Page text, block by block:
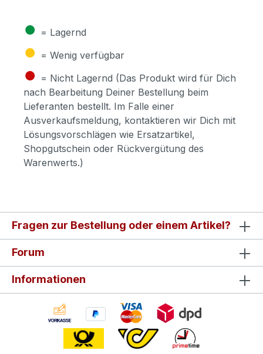
● = Lagernd
● = Wenig verfügbar
● = Nicht Lagernd (Das Produkt wird für Dich
nach Bearbeitung Deiner Bestellung beim
Lieferanten bestellt. Im Falle einer
Ausverkaufsmeldung, kontaktieren wir Dich mit
Lösungsvorschlägen wie Ersatzartikel,
Shopgutschein oder Rückvergütung des
Warenwerts.)
Fragen zur Bestellung oder einem Artikel?
Forum
Informationen